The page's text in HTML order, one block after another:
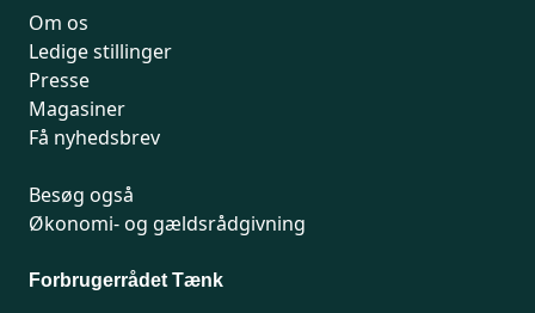
Om os
Ledige stillinger
Presse
Magasiner
Få nyhedsbrev
Besøg også
Økonomi- og gældsrådgivning
Forbrugerrådet Tænk